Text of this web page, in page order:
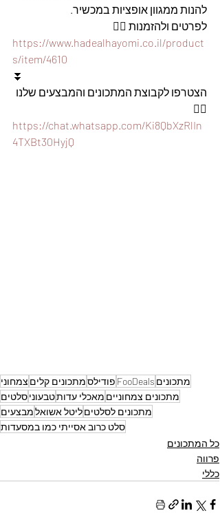
להנות ממגוון אופציות במכשיר.
לפרטים ולהזמנות 👇🏼
https://www.hadealhayomi.co.il/product
s/item/4610
⏬
הצטרפו לקבוצת המתכונים והמבצעים שלנו
👇🏽
https://chat.whatsapp.com/Ki8QbXzRlIn
4TXBt30HyjQ
מתכונים FooDeals פודילסמתכונים קלים צמחוני
מתכונים צמחוניים מאכלי עדותטבעוניסלטים
מתכונים לסלטיםליטל אשואלמבצעים
סלט כרוב אסייתי כמו במסעדות
כל המתכונים
פרווה
כללי